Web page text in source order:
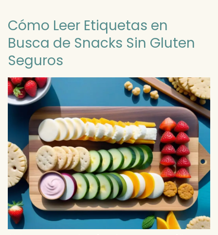
Cómo Leer Etiquetas en
Busca de Snacks Sin Gluten
Seguros